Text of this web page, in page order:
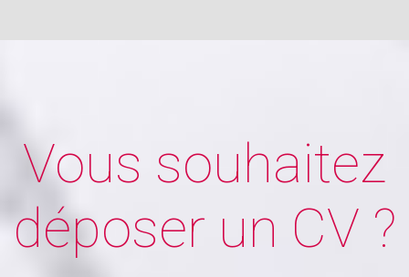
Vous souhaitez
déposer un CV ?